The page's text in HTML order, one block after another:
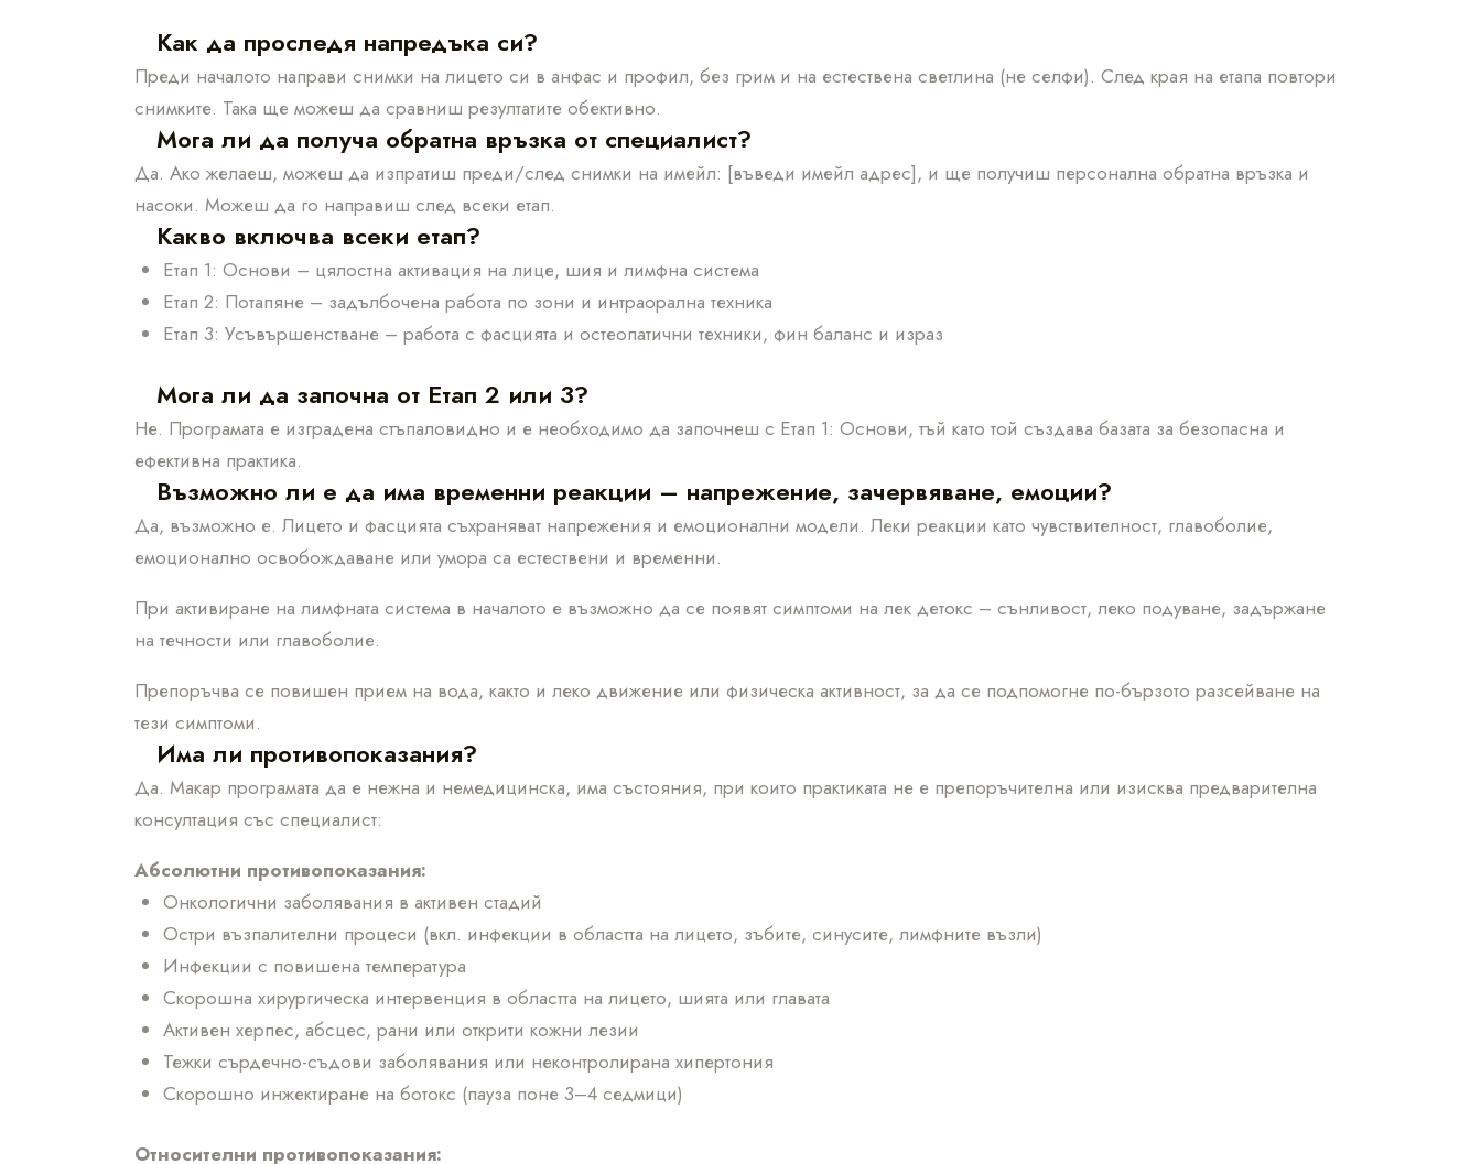
Как да проследя напредъка си?
Преди началото направи снимки на лицето си в анфас и профил, без грим и на естествена светлина (не селфи). След края на етапа повтори
снимките. Така ще можеш да сравниш резултатите обективно.
Мога ли да получа обратна връзка от специалист?
Да. Ако желаеш, можеш да изпратиш преди/след снимки на имейл: [въведи имейл адрес], и ще получиш персонална обратна връзка и
насоки. Можеш да го направиш след всеки етап.
Какво включва всеки етап?
Етап 1: Основи – цялостна активация на лице, шия и лимфна система
Етап 2: Потапяне – задълбочена работа по зони и интраорална техника
Етап 3: Усъвършенстване – работа с фасцията и остеопатични техники, фин баланс и израз
Мога ли да започна от Етап 2 или 3?
Не. Програмата е изградена стъпаловидно и е необходимо да започнеш с Етап 1: Основи, тъй като той създава базата за безопасна и
ефективна практика.
Възможно ли е да има временни реакции – напрежение, зачервяване, емоции?
Да, възможно е. Лицето и фасцията съхраняват напрежения и емоционални модели. Леки реакции като чувствителност, главоболие,
емоционално освобождаване или умора са естествени и временни.
При активиране на лимфната система в началото е възможно да се появят симптоми на лек детокс – сънливост, леко подуване, задържане
на течности или главоболие.
Препоръчва се повишен прием на вода, както и леко движение или физическа активност, за да се подпомогне по-бързото разсейване на
тези симптоми.
Има ли противопоказания?
Да. Макар програмата да е нежна и немедицинска, има състояния, при които практиката не е препоръчителна или изисква предварителна
консултация със специалист:
Абсолютни противопоказания:
Онкологични заболявания в активен стадий
Остри възпалителни процеси (вкл. инфекции в областта на лицето, зъбите, синусите, лимфните възли)
Инфекции с повишена температура
Скорошна хирургическа интервенция в областта на лицето, шията или главата
Активен херпес, абсцес, рани или открити кожни лезии
Тежки сърдечно-съдови заболявания или неконтролирана хипертония
Скорошно инжектиране на ботокс (пауза поне 3–4 седмици)
Относителни противопоказания: